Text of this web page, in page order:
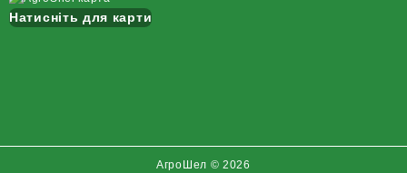
Натисніть для карти
АгроШел © 2026